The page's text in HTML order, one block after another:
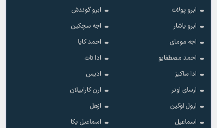
ابرو پولات
ابرو گوندش
ابرو یاشار
اجه سچکین
اجه مومای
احمد کایا
احمد مصطفایو
ادا تات
ادا ساکیز
ادیس
ارسای اونر
ارن کاراییلان
ارول اوگین
ازهل
اسماعیل
اسماعیل یکا